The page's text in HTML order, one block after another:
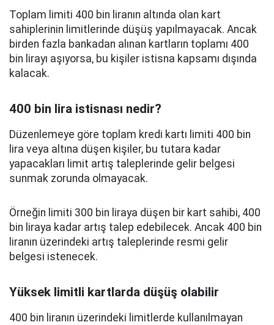
Toplam limiti 400 bin liranın altında olan kart
sahiplerinin limitlerinde düşüş yapılmayacak. Ancak
birden fazla bankadan alınan kartların toplamı 400
bin lirayı aşıyorsa, bu kişiler istisna kapsamı dışında
kalacak.
400 bin lira istisnası nedir?
Düzenlemeye göre toplam kredi kartı limiti 400 bin
lira veya altına düşen kişiler, bu tutara kadar
yapacakları limit artış taleplerinde gelir belgesi
sunmak zorunda olmayacak.
Örneğin limiti 300 bin liraya düşen bir kart sahibi, 400
bin liraya kadar artış talep edebilecek. Ancak 400 bin
liranın üzerindeki artış taleplerinde resmi gelir
belgesi istenecek.
Yüksek limitli kartlarda düşüş olabilir
400 bin liranın üzerindeki limitlerde kullanılmayan